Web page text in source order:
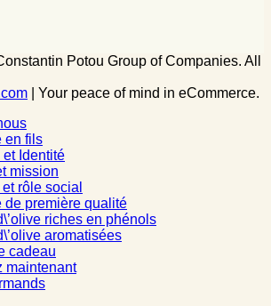
Potou Group of Companies. All
| Your peace of mind in eCommerce.
en fils
et Identité
mission
rôle social
de première qualité
riches en phénols
aromatisées
cadeau
maintenant